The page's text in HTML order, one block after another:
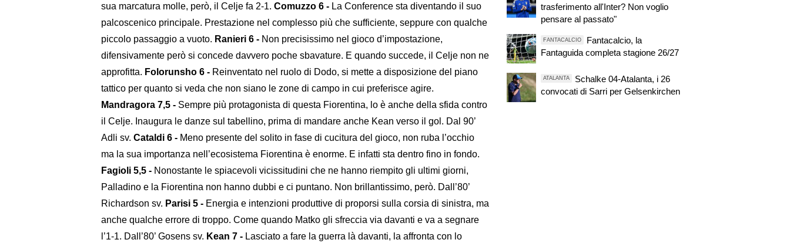
sua marcatura molle, però, il Celje fa 2-1. Comuzzo 6 - La Conference sta diventando il suo
palcoscenico principale. Prestazione nel complesso più che sufficiente, seppure con qualche
piccolo passaggio a vuoto. Ranieri 6 - Non precisissimo nel gioco d’impostazione,
difensivamente però si concede davvero poche sbavature. E quando succede, il Celje non ne
approfitta. Folorunsho 6 - Reinventato nel ruolo di Dodo, si mette a disposizione del piano
tattico per quanto si veda che non siano le zone di campo in cui preferisce agire.
Mandragora 7,5 - Sempre più protagonista di questa Fiorentina, lo è anche della sfida contro
il Celje. Inaugura le danze sul tabellino, prima di mandare anche Kean verso il gol. Dal 90’
Adli sv. Cataldi 6 - Meno presente del solito in fase di cucitura del gioco, non ruba l’occhio
ma la sua importanza nell’ecosistema Fiorentina è enorme. E infatti sta dentro fino in fondo.
Fagioli 5,5 - Nonostante le spiacevoli vicissitudini che ne hanno riempito gli ultimi giorni,
Palladino e la Fiorentina non hanno dubbi e ci puntano. Non brillantissimo, però. Dall’80’
Richardson sv. Parisi 5 - Energia e intenzioni produttive di proporsi sulla corsia di sinistra, ma
anche qualche errore di troppo. Come quando Matko gli sfreccia via davanti e va a segnare
l’1-1. Dall’80’ Gosens sv. Kean 7 - Lasciato a fare la guerra là davanti, la affronta con lo
trasferimento all'Inter? Non voglio
pensare al passato"
FANTACALCIO
Fantacalcio, la
Fantaguida completa stagione 26/27
ATALANTA
Schalke 04-Atalanta, i 26
convocati di Sarri per Gelsenkirchen